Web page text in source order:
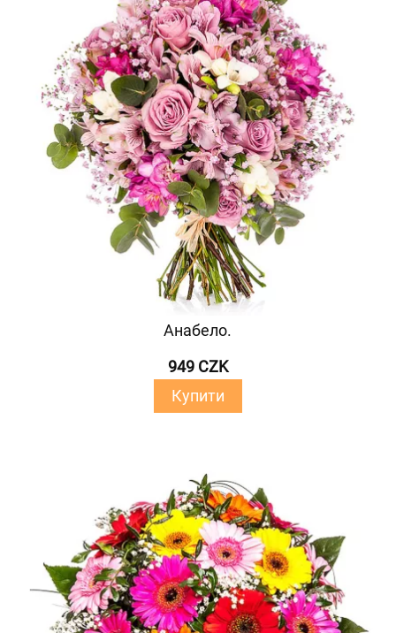
Анабело.
949 CZK
Купити